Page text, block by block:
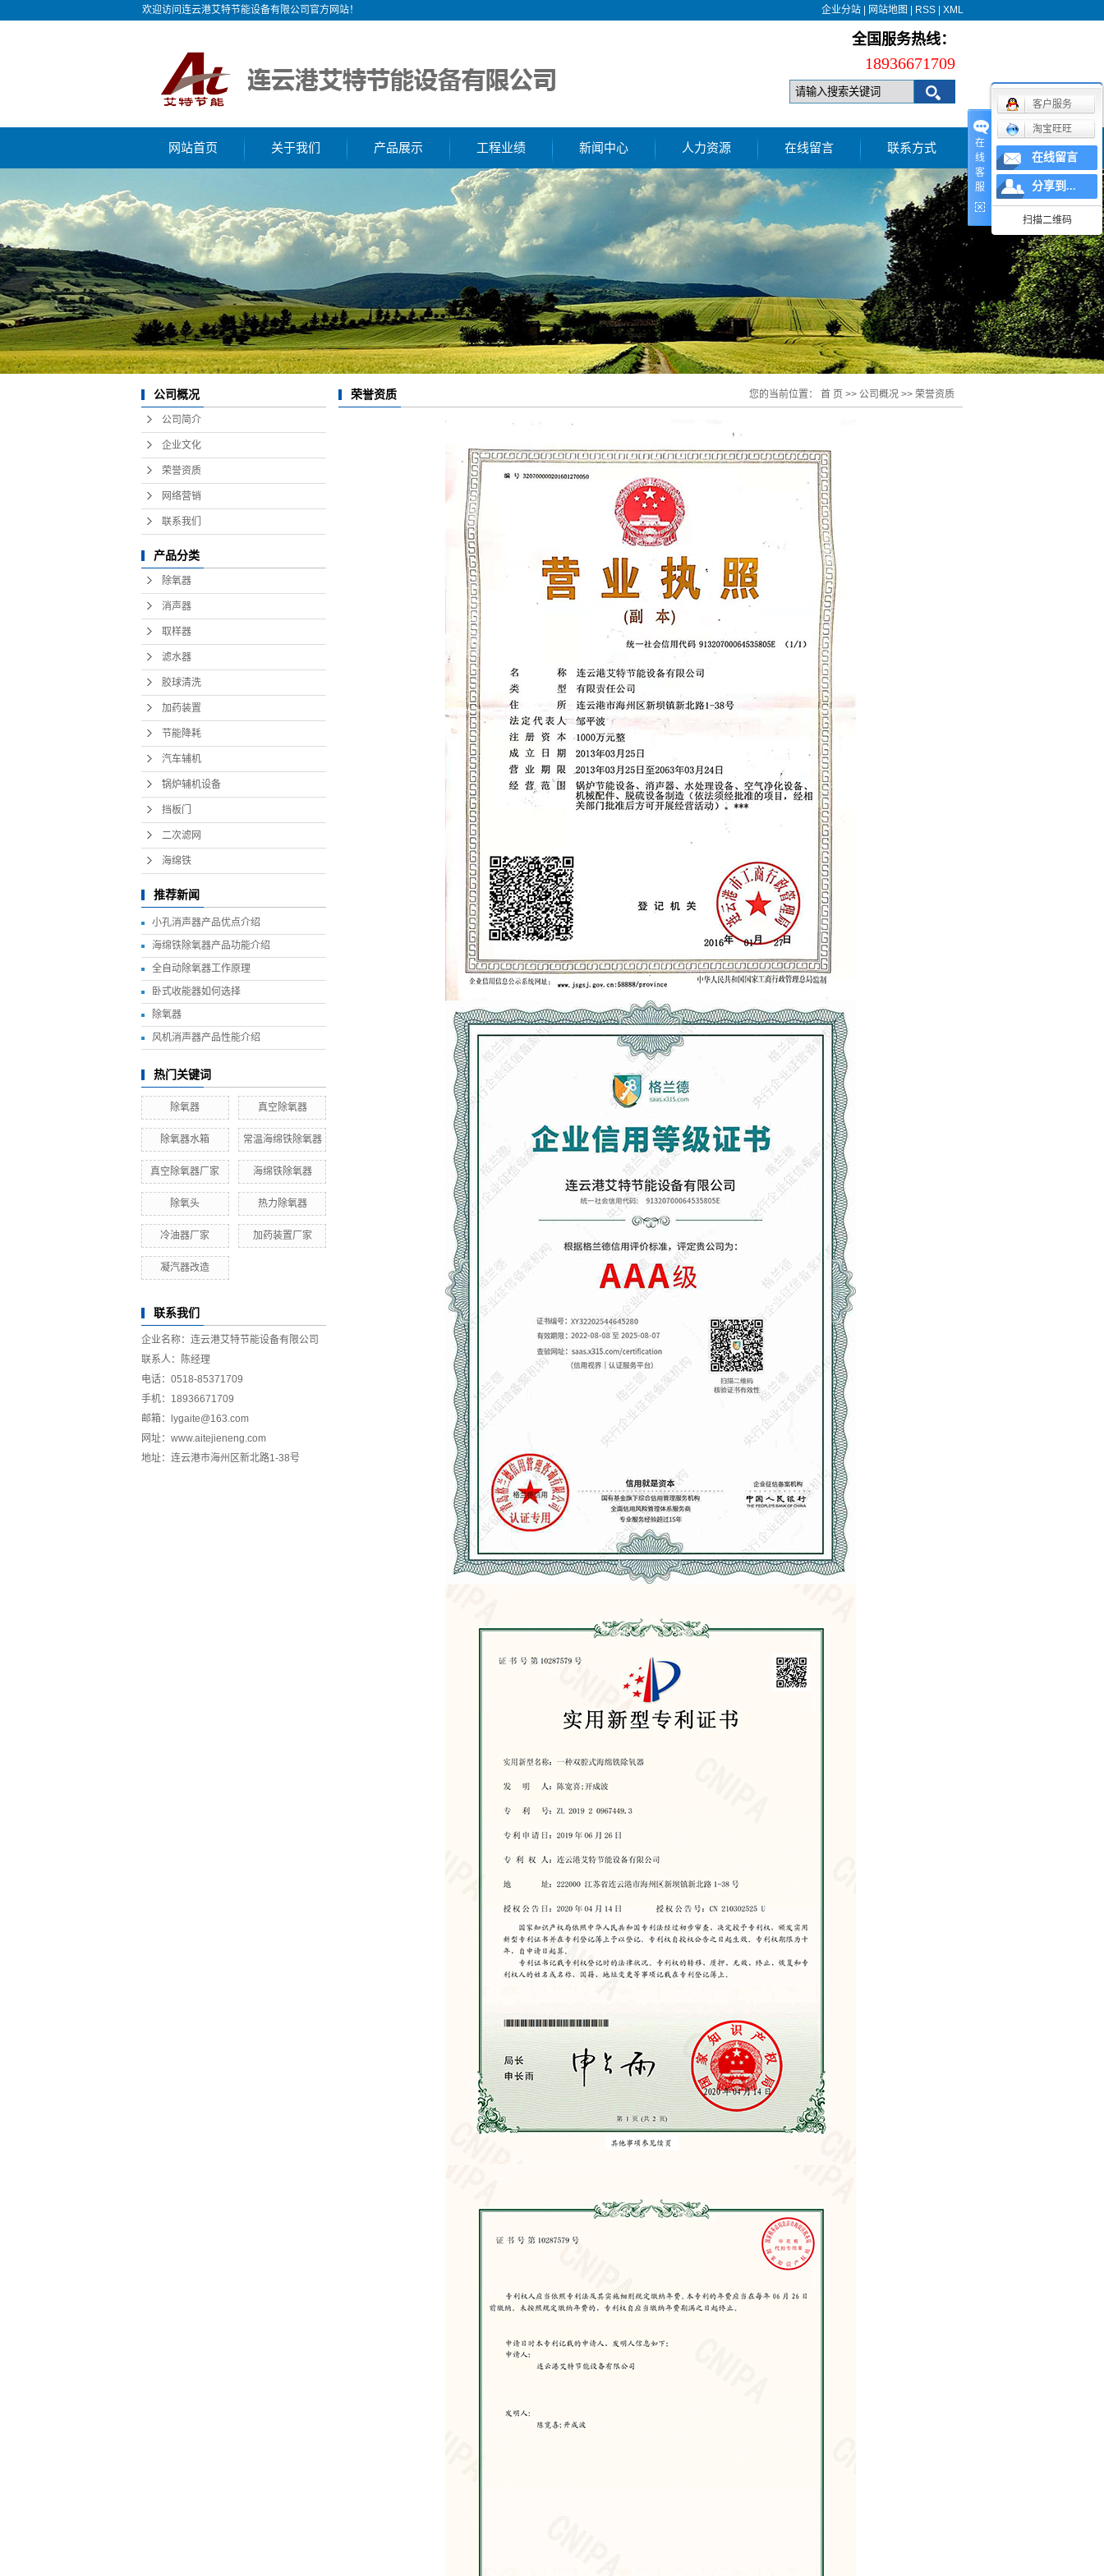
欢迎访问连云港艾特节能设备有限公司官方网站！ 企业分站| 网站地图 RSS| XML
全国服务热线：
18936671709
网站首页 关于我们
企业文化
荣誉资质
联系我们
产品展示
消声器
取样器
滤水器
胶球清洗
加药装置
节能降耗
汽车辅机
工程业绩
工程案例
新闻中心
公司新闻
解决方案
人力资源 在线留言 联系方式
公司概况
公司简介
企业文化
荣誉资质
网络营销
联系我们
产品分类
除氧器
消声器
取样器
滤水器
胶球清洗
加药装置
节能降耗
汽车辅机
锅炉辅机设备
挡板门
二次滤网
海绵铁
推荐新闻
小孔消声器产品优点介绍
海绵铁除氧器产品功能介绍
全自动除氧器工作原理
卧式收能器如何选择
除氧器
风机消声器产品性能介绍
热门关键词
除氧器 真空除氧器
除氧器水箱 常温海绵铁除氧器
真空除氧器厂家 海绵铁除氧器
除氧头 热力除氧器
冷油器厂家 加药装置厂家
凝汽器改造
联系我们
企业名称：连云港艾特节能设备有限公司
联系人：陈经理
电话：0518-85371709
手机：18936671709
邮箱：lygaite@163.com
网址：www.aitejieneng.com
地址：连云港市海州区新北路1-38号
荣誉资质 您的当前位置： 首 页 >> 公司概况 >> 荣誉资质
在
线
客
服
客户服务
淘宝旺旺
在线留言
分享到...
扫描二维码